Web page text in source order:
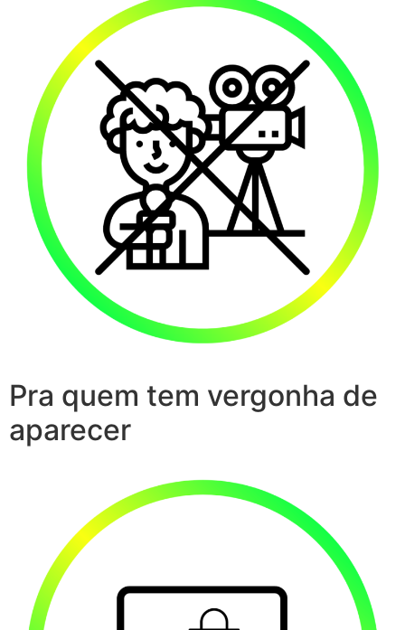
Pra quem tem vergonha de
aparecer